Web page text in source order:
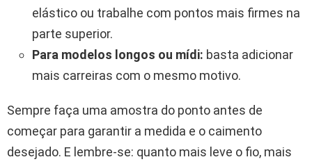
elástico ou trabalhe com pontos mais firmes na
parte superior.
Para modelos longos ou mídi: basta adicionar
mais carreiras com o mesmo motivo.
Sempre faça uma amostra do ponto antes de
começar para garantir a medida e o caimento
desejado. E lembre-se: quanto mais leve o fio, mais